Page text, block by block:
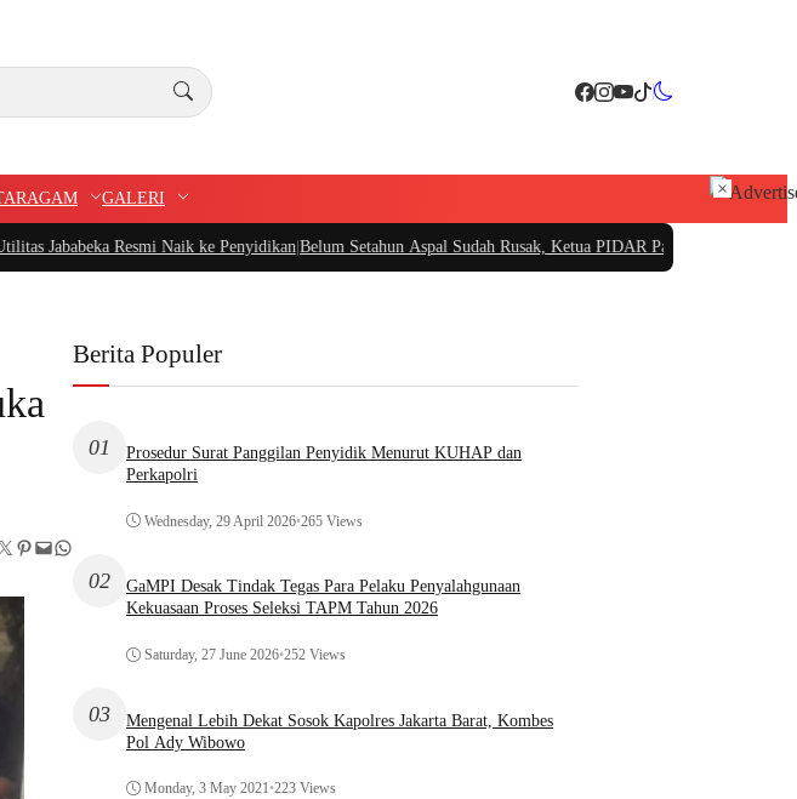
RAGAM GALERI
Resmi Naik ke Penyidikan|Belum Setahun Aspal Sudah Rusak, Ketua PIDAR Papua Barat Minta Kajati Papua
Pinterest Mail WhatsApp
Berita Populer
01
Prosedur Surat Panggilan Penyidik Menurut KUHAP dan
Perkapolri
Wednesday, 29 April 2026•265 Views
02
GaMPI Desak Tindak Tegas Para Pelaku Penyalahgunaan
Kekuasaan Proses Seleksi TAPM Tahun 2026
Saturday, 27 June 2026•252 Views
03
Mengenal Lebih Dekat Sosok Kapolres Jakarta Barat, Kombes
Pol Ady Wibowo
Monday, 3 May 2021•223 Views
×